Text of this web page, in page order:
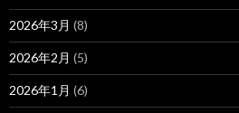
2026年3月 (8)
2026年2月 (5)
2026年1月 (6)